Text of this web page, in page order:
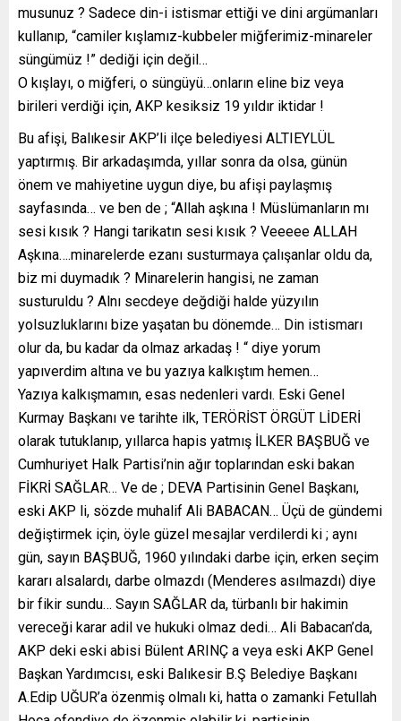
musunuz ? Sadece din-i istismar ettiği ve dini argümanları
kullanıp, “camiler kışlamız-kubbeler miğferimiz-minareler
süngümüz !” dediği için değil…
O kışlayı, o miğferi, o süngüyü…onların eline biz veya
birileri verdiği için, AKP kesiksiz 19 yıldır iktidar !
Bu afişi, Balıkesir AKP’li ilçe belediyesi ALTIEYLÜL
yaptırmış. Bir arkadaşımda, yıllar sonra da olsa, günün
önem ve mahiyetine uygun diye, bu afişi paylaşmış
sayfasında… ve ben de ; “Allah aşkına ! Müslümanların mı
sesi kısık ? Hangi tarikatın sesi kısık ? Veeeee ALLAH
Aşkına….minarelerde ezanı susturmaya çalışanlar oldu da,
biz mi duymadık ? Minarelerin hangisi, ne zaman
susturuldu ? Alnı secdeye değdiği halde yüzyılın
yolsuzluklarını bize yaşatan bu dönemde… Din istismarı
olur da, bu kadar da olmaz arkadaş ! “ diye yorum
yapıverdim altına ve bu yazıya kalkıştım hemen…
Yazıya kalkışmamın, esas nedenleri vardı. Eski Genel
Kurmay Başkanı ve tarihte ilk, TERÖRİST ÖRGÜT LİDERİ
olarak tutuklanıp, yıllarca hapis yatmış İLKER BAŞBUĞ ve
Cumhuriyet Halk Partisi’nin ağır toplarından eski bakan
FİKRİ SAĞLAR… Ve de ; DEVA Partisinin Genel Başkanı,
eski AKP li, sözde muhalif Ali BABACAN… Üçü de gündemi
değiştirmek için, öyle güzel mesajlar verdilerdi ki ; aynı
gün, sayın BAŞBUĞ, 1960 yılındaki darbe için, erken seçim
kararı alsalardı, darbe olmazdı (Menderes asılmazdı) diye
bir fikir sundu… Sayın SAĞLAR da, türbanlı bir hakimin
vereceği karar adil ve hukuki olmaz dedi… Ali Babacan’da,
AKP deki eski abisi Bülent ARINÇ a veya eski AKP Genel
Başkan Yardımcısı, eski Balıkesir B.Ş Belediye Başkanı
A.Edip UĞUR’a özenmiş olmalı ki, hatta o zamanki Fetullah